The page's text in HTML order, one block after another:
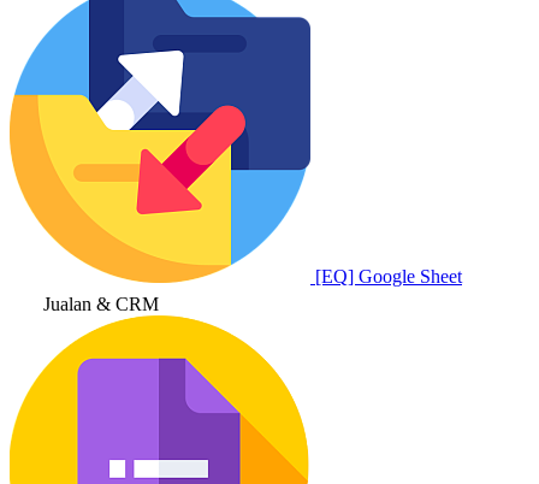
[EQ] Google Sheet
Jualan & CRM